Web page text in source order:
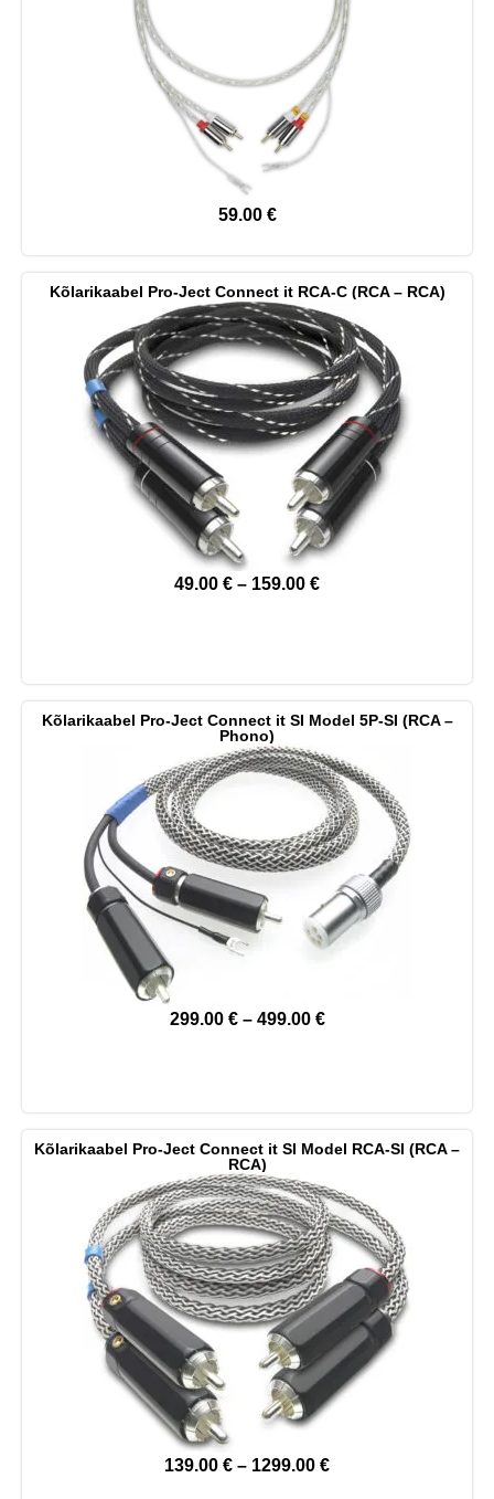
59.00 €
Kõlarikaabel Pro-Ject Connect it RCA-C (RCA – RCA)
49.00 € – 159.00 €
Kõlarikaabel Pro-Ject Connect it SI Model 5P-SI (RCA –
Phono)
299.00 € – 499.00 €
Kõlarikaabel Pro-Ject Connect it SI Model RCA-SI (RCA –
RCA)
139.00 € – 1299.00 €